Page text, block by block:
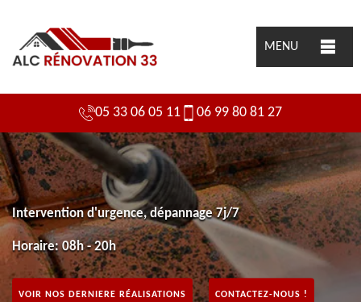
MENU
05 33 06 05 11 06 99 80 81 27
Intervention d'urgence, dépannage 7j/7
Horaire: 08h - 20h
VOIR NOS DERNIERE RÉALISATIONS CONTACTEZ-NOUS !